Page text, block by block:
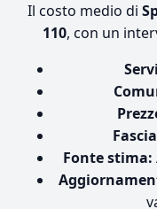
Il costo medio di
110, con un
Fonte stima: